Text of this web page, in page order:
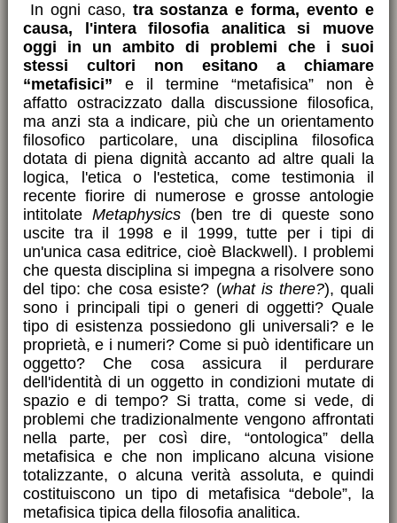
In ogni caso, tra sostanza e forma, evento e
causa, l'intera filosofia analitica si muove
oggi in un ambito di problemi che i suoi
stessi cultori non esitano a chiamare
“metafisici” e il termine “metafisica” non è
affatto ostracizzato dalla discussione filosofica,
ma anzi sta a indicare, più che un orientamento
filosofico particolare, una disciplina filosofica
dotata di piena dignità accanto ad altre quali la
logica, l'etica o l'estetica, come testimonia il
recente fiorire di numerose e grosse antologie
intitolate Metaphysics(ben tre di queste sono
uscite tra il 1998 e il 1999, tutte per i tipi di
un'unica casa editrice, cioè Blackwell). I problemi
che questa disciplina si impegna a risolvere sono
del tipo: che cosa esiste? (what is there?), quali
sono i principali tipi o generi di oggetti? Quale
tipo di esistenza possiedono gli universali? e le
proprietà, e i numeri? Come si può identificare un
oggetto? Che cosa assicura il perdurare
dell'identità di un oggetto in condizioni mutate di
spazio e di tempo? Si tratta, come si vede, di
problemi che tradizionalmente vengono affrontati
nella parte, per così dire, “ontologica” della
metafisica e che non implicano alcuna visione
totalizzante, o alcuna verità assoluta, e quindi
costituiscono un tipo di metafisica “debole”, la
metafisica tipica della filosofia analitica.